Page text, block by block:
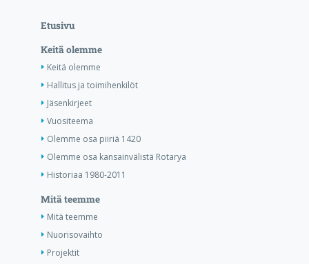
Etusivu
Keitä olemme
Keitä olemme
Hallitus ja toimihenkilöt
Jäsenkirjeet
Vuositeema
Olemme osa piiriä 1420
Olemme osa kansainvälistä Rotarya
Historiaa 1980-2011
Mitä teemme
Mitä teemme
Nuorisovaihto
Projektit